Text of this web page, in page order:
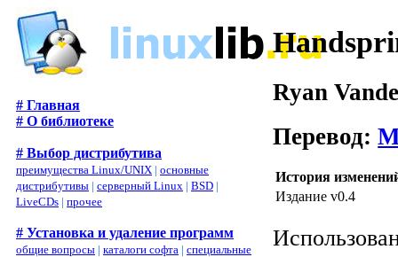
# Главная
# О библиотеке
# Выбор дистрибутива
преимущества Linux/UNIX | основные
дистрибутивы | серверный Linux | BSD |
LiveCDs | прочее
# Установка и удаление программ
общие вопросы | каталоги софта | специальные
Ryan
Перевод:
История
Издание v0.4